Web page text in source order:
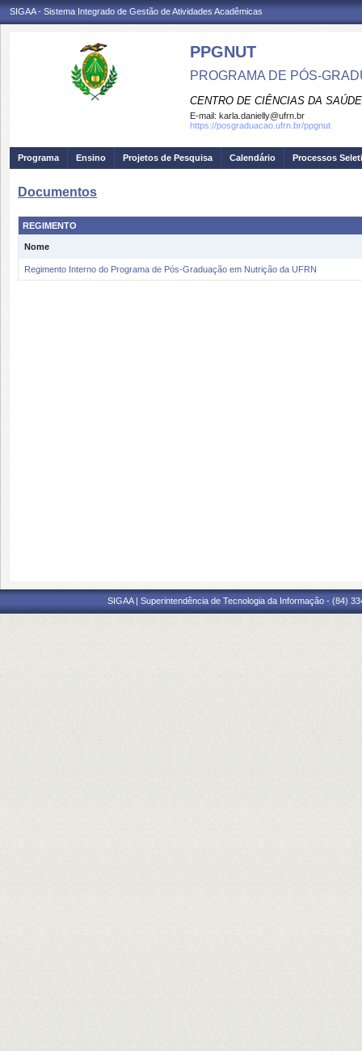
SIGAA - Sistema Integrado de Gestão de Atividades Acadêmicas
PPGNUT
PROGRAMA DE PÓS-
CENTRO DE CIÊNCIAS DA SAÚDE
E-mail: karla.danielly@ufrn.br
https://posgraduacao.ufrn.br/ppgnut
Programa Ensino Projetos de Pesquisa Calendário Processos
Documentos
REGIMENTO
Nome
Regimento Interno do Programa de Pós-Graduação em Nutrição da UFRN
SIGAA | Superintendência de Tecnologia da Informação - (84)